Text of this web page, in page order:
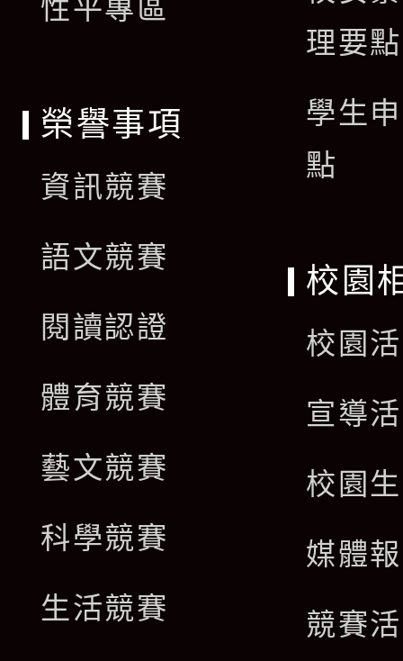
性平專區
理要點
學生
點
榮譽事項
資訊競賽
語文競賽
閱讀認證
體育競賽
藝文競賽
科學競賽
生活競賽
校園
校園
宣導
校園
媒體
競賽